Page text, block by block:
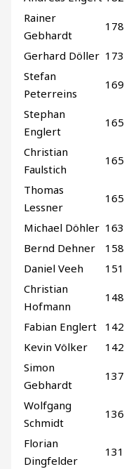
Rainer
Gebhardt
178
Gerhard Döller 173
Stefan
Peterreins
169
Stephan
Englert
165
Christian
Faulstich
165
Thomas
Lessner
165
Michael Döhler 163
Bernd Dehner
158
Daniel Veeh
151
Christian
Hofmann
148
Fabian Englert
142
Kevin Völker
142
Simon
Gebhardt
137
Wolfgang
Schmidt
136
Florian
Dingfelder
131